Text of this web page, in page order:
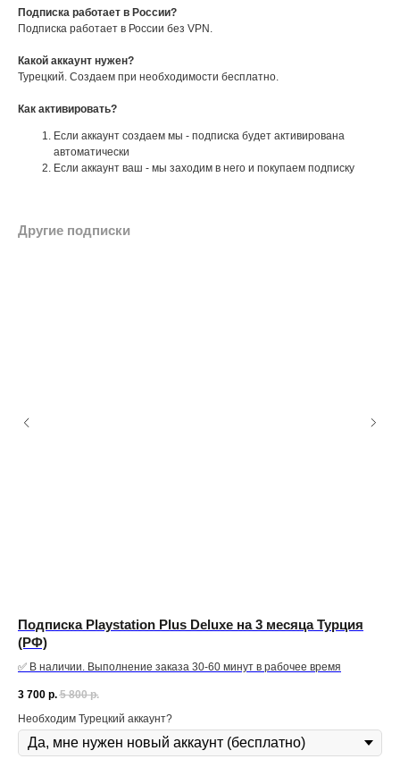
Подписка работает в России?
Подписка работает в России без VPN.
Какой аккаунт нужен?
Турецкий. Создаем при необходимости бесплатно.
Как активировать?
Если аккаунт создаем мы - подписка будет активирована
автоматически
Если аккаунт ваш - мы заходим в него и покупаем подписку
Другие подписки
Подписка Playstation Plus Deluxe на 3 месяца Турция
(РФ)
✅ В наличии. Выполнение заказа 30-60 минут в рабочее время
3 700 р. 5 800 р.
Необходим Турецкий аккаунт?